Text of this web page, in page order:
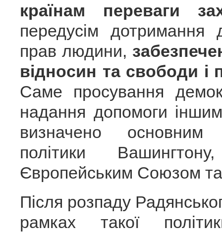
країнам переваги
передусім дотримання
прав людини,
відносин та свободи і
Саме просування
надання допомоги
визначено основним
політики
Європейським Союзом
Після розпаду
рамках такої